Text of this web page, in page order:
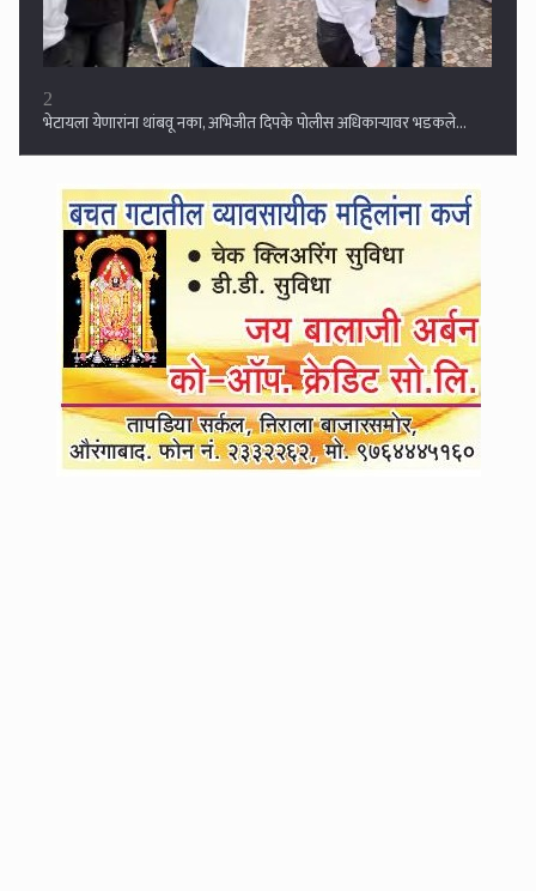
रिधोरा देवी शिवारात गोवंश हत्येवर पोलिसांचा छापा
१५ ऑगस्टपर्यंत मुख्यालयी हजर व्हा; अन्यथा सेवेतून बाहेर : आ. प्रशांत बंब